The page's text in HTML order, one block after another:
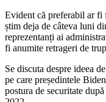
Evident că preferabil ar fi
știm deja de câteva luni
reprezentanți ai
fi anumite retrageri de
Se discuta despre ideea
pe care președintele
postura de securitate